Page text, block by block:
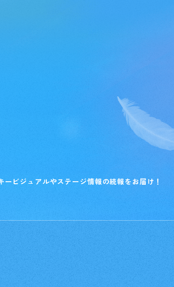
ビジュアルやステージ情報の続報をお届け！